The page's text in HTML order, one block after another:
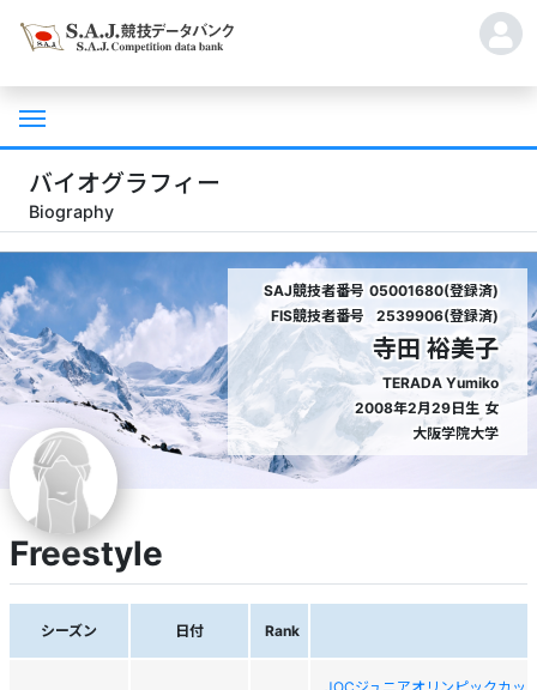
バイオグラフィー
Biography
SAJ競技者番号 05001680(登録済)
FIS競技者番号
2539906(登録済)
寺田 裕美子
TERADA Yumiko
2008年2月29日生 女
大阪学院大学
Freestyle
シーズン 日付 Rank